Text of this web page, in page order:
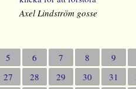
Axel Lindström gosse
5 6 7 8 9
27 28 29 30 31